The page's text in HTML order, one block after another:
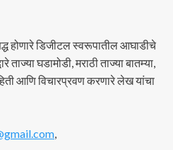
होणारे डिजीटल स्वरूपातील आघाडीचे
घडामोडी, मराठी ताज्या बातम्या,
आणि विचारप्रवण करणारे लेख यांचा
,